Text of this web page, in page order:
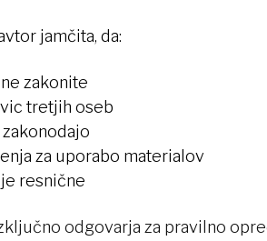
jamčita, da:
zakonite
tretjih oseb
za uporabo materialov
resnične
odgovarja za pravilno